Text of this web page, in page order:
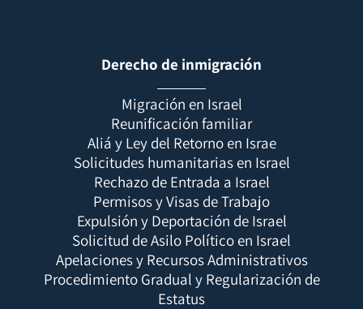
Derecho de inmigración
Migración en Israel
Reunificación familiar
Aliá y Ley del Retorno en Israe
Solicitudes humanitarias en Israel
Rechazo de Entrada a Israel
Permisos y Visas de Trabajo
Expulsión y Deportación de Israel
Solicitud de Asilo Político en Israel
Apelaciones y Recursos Administrativos
Procedimiento Gradual y Regularización de
Estatus